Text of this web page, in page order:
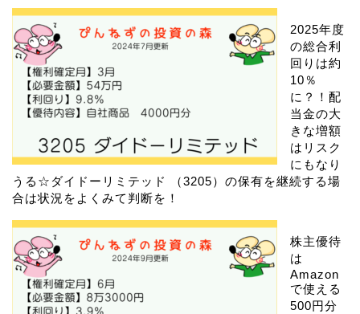
2025年度
の総合利
回りは約
10％
に？！配
当金の大
きな増額
はリスク
にもなり
うる☆ダイドーリミテッド （3205）の保有を継続する場
合は状況をよくみて判断を！
株主優待
は
Amazon
で使える
500円分